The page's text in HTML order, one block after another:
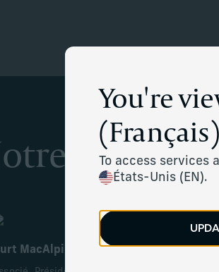
You're
To access services
États-Unis (EN).
équipe
MacAlpine